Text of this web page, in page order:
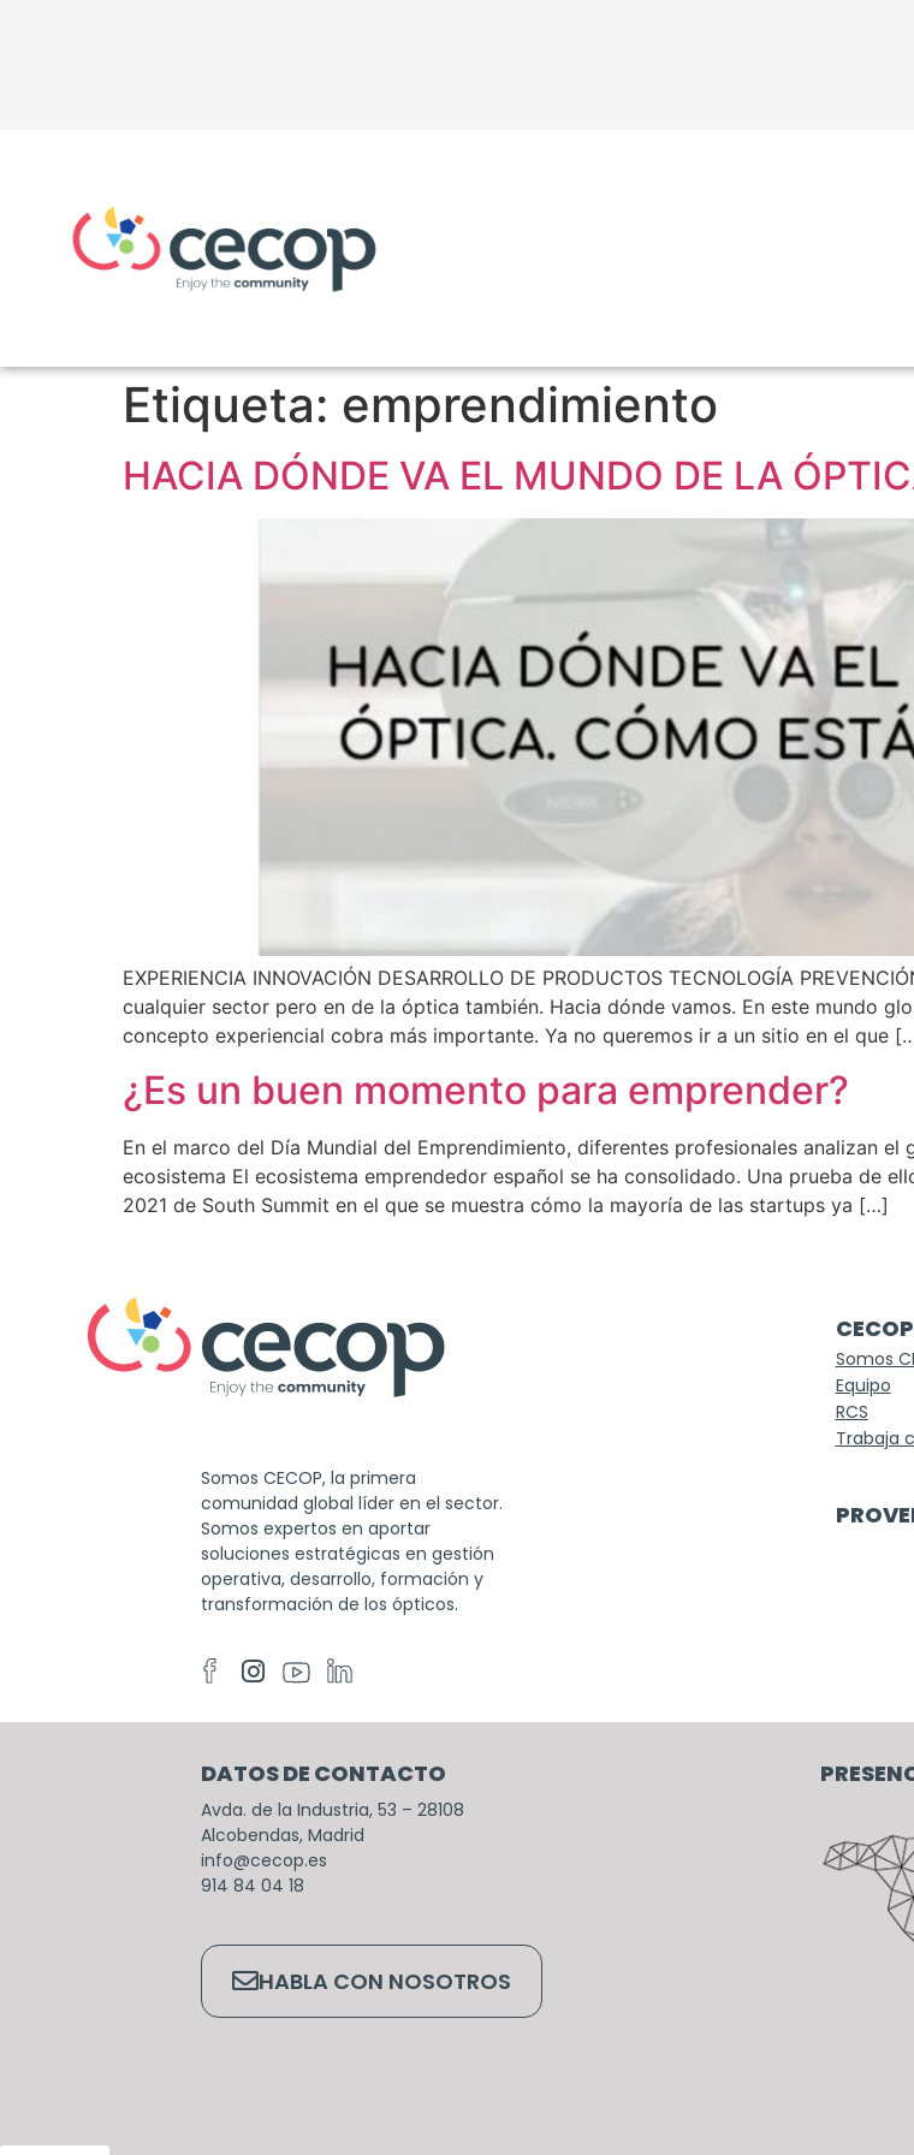
Etiqueta: emprendimiento
HACIA DÓNDE VA EL MUNDO DE LA
EXPERIENCIA INNOVACIÓN DESARROLLO DE PRODUCTOS TECNOLOGÍA
cualquier sector pero en de la óptica también. Hacia dónde vamos. En este mundo
concepto experiencial cobra más importante. Ya no queremos ir a un sitio en el que
¿Es un buen momento para emprender?
En el marco del Día Mundial del Emprendimiento, diferentes profesionales analizan
ecosistema El ecosistema emprendedor español se ha consolidado. Una prueba de
2021 de South Summit en el que se muestra cómo la mayoría de las startups ya […]
Somos CECOP, la primera
comunidad global líder en el sector.
Somos expertos en aportar
soluciones estratégicas en gestión
operativa, desarrollo, formación y
transformación de los ópticos.
CECOP
Somos
Equipo
RCS
Trabaja
DATOS DE CONTACTO
Avda. de la Industria, 53 – 28108
Alcobendas, Madrid
info@cecop.es
914 84 04 18
HABLA CON NOSOTROS